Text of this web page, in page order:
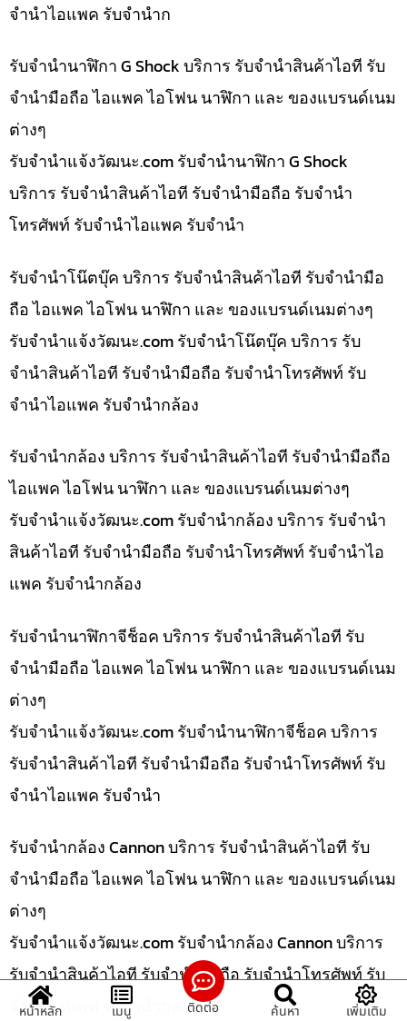
จำนำไอแพค รับจำนำก
รับจำนำนาฬิกา G Shock บริการ รับจำนำสินค้าไอที รับ
จำนำมือถือ ไอแพค ไอโฟน นาฬิกา และ ของแบรนด์เนม
ต่างๆ
รับจํานําแจ้งวัฒนะ.com รับจำนำนาฬิกา G Shock
บริการ รับจำนำสินค้าไอที รับจำนำมือถือ รับจำนำ
โทรศัพท์ รับจำนำไอแพค รับจำนำ
รับจำนำโน๊ตบุ๊ค บริการ รับจำนำสินค้าไอที รับจำนำมือ
ถือ ไอแพค ไอโฟน นาฬิกา และ ของแบรนด์เนมต่างๆ
รับจํานําแจ้งวัฒนะ.com รับจำนำโน๊ตบุ๊ค บริการ รับ
จำนำสินค้าไอที รับจำนำมือถือ รับจำนำโทรศัพท์ รับ
จำนำไอแพค รับจำนำกล้อง
รับจำนำกล้อง บริการ รับจำนำสินค้าไอที รับจำนำมือถือ
ไอแพค ไอโฟน นาฬิกา และ ของแบรนด์เนมต่างๆ
รับจํานําแจ้งวัฒนะ.com รับจำนำกล้อง บริการ รับจำนำ
สินค้าไอที รับจำนำมือถือ รับจำนำโทรศัพท์ รับจำนำไอ
แพค รับจำนำกล้อง
รับจำนำนาฬิกาจีช็อค บริการ รับจำนำสินค้าไอที รับ
จำนำมือถือ ไอแพค ไอโฟน นาฬิกา และ ของแบรนด์เนม
ต่างๆ
รับจํานําแจ้งวัฒนะ.com รับจำนำนาฬิกาจีช็อค บริการ
รับจำนำสินค้าไอที รับจำนำมือถือ รับจำนำโทรศัพท์ รับ
จำนำไอแพค รับจำนำ
รับจำนำกล้อง Cannon บริการ รับจำนำสินค้าไอที รับ
จำนำมือถือ ไอแพค ไอโฟน นาฬิกา และ ของแบรนด์เนม
ต่างๆ
รับจํานําแจ้งวัฒนะ.com รับจำนำกล้อง Cannon บริการ
รับจำนำสินค้าไอที รับจำนำมือถือ รับจำนำโทรศัพท์ รับ
จำนำไอแพค รับจำนำกล
หน้าหลัก เมนู ติดต่อ ค้นหา เพิ่มเติม